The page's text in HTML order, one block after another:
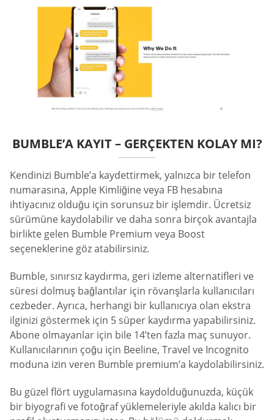
BUMBLE’A KAYIT – GERÇEKTEN KOLAY MI?
Kendinizi Bumble’a kaydettirmek, yalnızca bir telefon
numarasına, Apple Kimliğine veya FB hesabına
ihtiyacınız olduğu için sorunsuz bir işlemdir. Ücretsiz
sürümüne kaydolabilir ve daha sonra birçok avantajla
birlikte gelen Bumble Premium veya Boost
seçeneklerine göz atabilirsiniz.
Bumble, sınırsız kaydırma, geri izleme alternatifleri ve
süresi dolmuş bağlantılar için rövanşlarla kullanıcıları
cezbeder. Ayrıca, herhangi bir kullanıcıya olan ekstra
ilginizi göstermek için 5 süper kaydırma yapabilirsiniz.
Abone olmayanlar için bile 14’ten fazla maç sunuyor.
Kullanıcılarının çoğu için Beeline, Travel ve Incognito
moduna izin veren Bumble premium’a kaydolabilirsiniz.
Bu güzel flört uygulamasına kaydolduğunuzda, küçük
bir biyografi ve fotoğraf yüklemeleriyle akılda kalıcı bir